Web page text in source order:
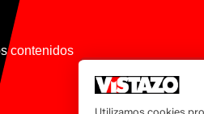
contenidos